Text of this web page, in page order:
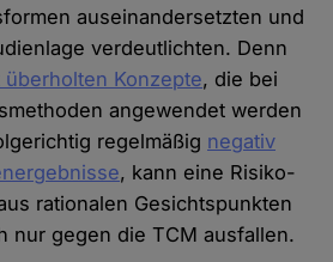
auseinandersetzten und
verdeutlichten. Denn
überholten Konzepte, die bei
angewendet werden
regelmäßig negativ
, kann eine Risiko-
rationalen Gesichtspunkten
nur gegen die TCM ausfallen.